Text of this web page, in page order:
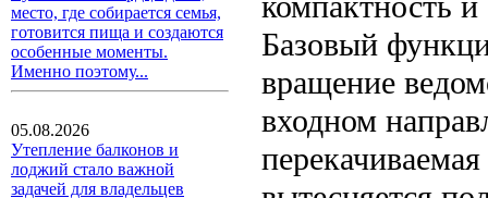
место, где собирается семья,
готовится пища и создаются
особенные моменты.
Именно поэтому...
05.08.2026
Утепление балконов и
лоджий стало важной
задачей для владельцев
Базовый
вращение
входном